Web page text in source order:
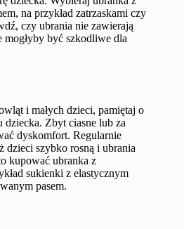
na przykład zatrzaskami czy
czy ubrania nie zawierają
mogłyby być szkodliwe dla
i małych dzieci, pamiętaj o
dziecka. Zbyt ciasne lub za
dyskomfort. Regularnie
dzieci szybko rosną i ubrania
kupować ubranka z
sukienki z elastycznym
pasem.